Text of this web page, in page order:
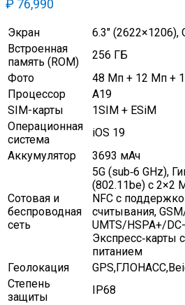
₽ 76,990
Экран
6.3″ (2622×1206),
Встроенная
память (ROM)
256 ГБ
Фото
48 Мп + 12 Мп +
Процессор
A19
SIM-карты
1SIM + ESiM
Операционная
система
iOS 19
Аккумулятор
3693 мАч
Сотовая и
беспроводная
сеть
5G (sub‑6 GHz),
(802.11be) с 2×2
NFC с
считывания,
UMTS/HSPA+/
Экспресс‑карты
питанием
Геолокация
Степень
защиты
IP68